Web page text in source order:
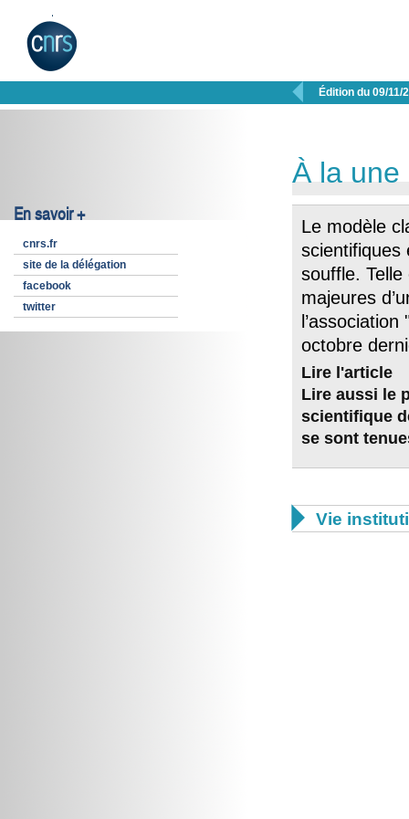
 Édition du 09/11/
En savoir +
cnrs.fr
site de la délégation
facebook
twitter
À la une
Le modèle
scientifiques
souffle. Telle
majeures
l’association
octobre
Lire l'article
Lire aussi le
scientifique
se sont
 Vie